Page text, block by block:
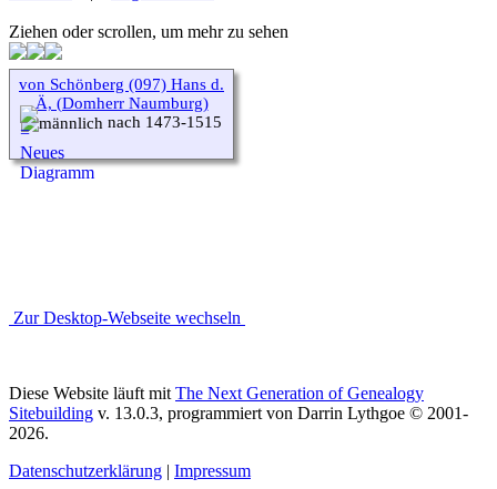
Ziehen oder scrollen, um mehr zu sehen
von Schönberg (097) Hans d.
Ä, (Domherr Naumburg)
nach 1473-1515
Zur Desktop-Webseite wechseln
Diese Website läuft mit The Next Generation of Genealogy
Sitebuilding v. 13.0.3, programmiert von Darrin Lythgoe © 2001-
2026.
Datenschutzerklärung | Impressum